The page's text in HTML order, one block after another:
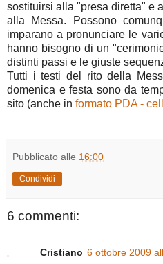
sostituirsi alla "presa diretta" e
alla Messa. Possono
imparano a pronunciare le
hanno bisogno di un
distinti passi e le giuste
Tutti i testi del rito della
domenica e festa sono da
sito (anche in formato PDA -
Pubblicato alle 16:00
Condividi
6 commenti:
Cristiano 6 ottobre 2009